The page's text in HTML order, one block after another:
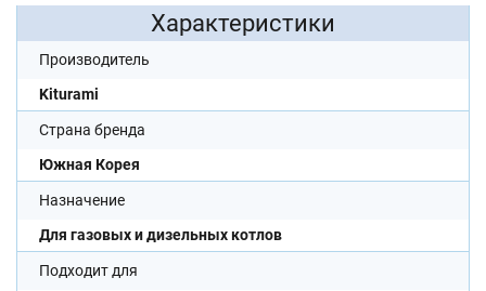
Характеристики
Производитель
Kiturami
Страна бренда
Южная Корея
Назначение
Для газовых и дизельных котлов
Подходит для